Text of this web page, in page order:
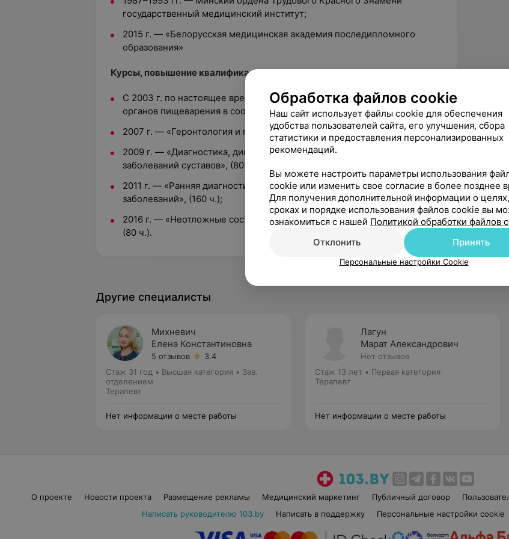
государственный медицинский институт;
2015 г. — «Белорусская медицинская академия последипломного
образования»
Курсы, повышение квалификации:
С 2003 г. по настоящее время — «Диагностика и лечение болезней
органов пищеварения в соответствии с МКБ-IO», (72 ч.);
2007 г. — «Геронтология и гериатрия в практике терапевта», (70 ч.);
2009 г. — «Диагностика, дифференциальная диагностика и лечение
заболеваний суставов», (80 ч.);
2011 г. — «Ранняя диагностика и профилактика онкологических
заболеваний», (160 ч.);
2016 г. — «Неотложные состояния в клинике внутренних болезней»,
(80 ч.).
Другие специалисты
Михневич
Елена Константиновна
5 отзывов
3.4
Стаж 31 год • Высшая категория • Зав.
отделением
Терапевт
Нет информации о месте работы
Лагун
Марат Александрович
Нет отзывов
Стаж 13 лет • Первая категория
Терапевт
Нет информации о месте работы
О проекте Новости проекта Размещение рекламы Медицинский маркетинг Публичный договор
Написать руководителю 103.by
Написать в поддержку Персональные настройки cookie
Обработка файлов cookie
Наш сайт использует файлы cookie для обеспечения
удобства пользователей сайта, его улучшения, сбора
статистики и предоставления персонализированных
рекомендаций.
Вы можете настроить параметры использования
cookie или изменить свое согласие в более позднее
Для получения дополнительной информации о целях,
сроках и порядке использования файлов cookie вы
ознакомиться с нашей Политикой обработки файлов
Отклонить
Принять
Персональные настройки Cookie